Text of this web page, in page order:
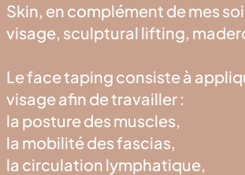
Skin, en complément de mes
visage, sculptural lifting,
Le face taping consiste à
visage afin de travailler :
la posture des muscles,
la mobilité des fascias,
la circulation lymphatique,